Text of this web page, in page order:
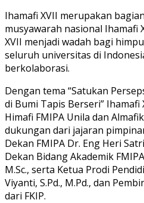
Ihamafi XVII merupakan
musyawarah nasional Ihamafi
XVII menjadi wadah bagi
seluruh universitas di
berkolaborasi.
Dengan tema “Satukan
di Bumi Tapis Berseri” Ihamafi
Himafi FMIPA Unila dan
dukungan dari jajaran
Dekan FMIPA Dr. Eng Heri
Dekan Bidang Akademik
M.Sc., serta Ketua Prodi
Viyanti, S.Pd., M.Pd., dan
dari FKIP.